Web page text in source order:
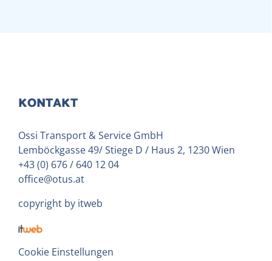
KONTAKT
Ossi Transport & Service GmbH
Lemböckgasse 49/ Stiege D / Haus 2, 1230 Wien
+43 (0) 676 / 640 12 04
office@otus.at
copyright by itweb
Cookie Einstellungen